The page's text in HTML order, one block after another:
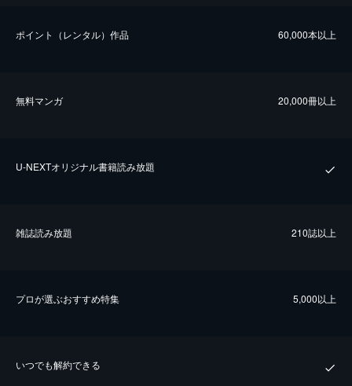
ポイント（レンタル）作品 60,000本以上
無料マンガ 20,000冊以上
U-NEXTオリジナル書籍読み放題
雑誌読み放題 210誌以上
プロが選ぶおすすめ特集 5,000以上
いつでも解約できる